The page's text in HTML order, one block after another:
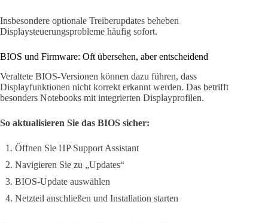
Insbesondere optionale Treiberupdates beheben
Displaysteuerungsprobleme häufig sofort.
BIOS und Firmware: Oft übersehen, aber entscheidend
Veraltete BIOS-Versionen können dazu führen, dass
Displayfunktionen nicht korrekt erkannt werden. Das betrifft
besonders Notebooks mit integrierten Displayprofilen.
So aktualisieren Sie das BIOS sicher:
Öffnen Sie HP Support Assistant
Navigieren Sie zu „Updates“
BIOS-Update auswählen
Netzteil anschließen und Installation starten